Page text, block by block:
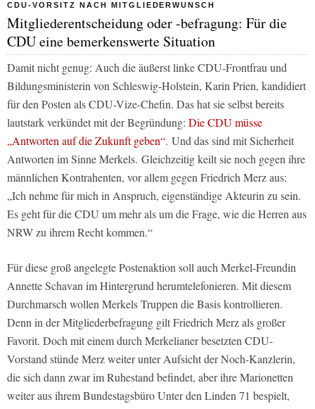
CDU-VORSITZ NACH MITGLIEDERWUNSCH
Mitgliederentscheidung oder -befragung: Für die
CDU eine bemerkenswerte Situation
Damit nicht genug: Auch die äußerst linke CDU-Frontfrau und
Bildungsministerin von Schleswig-Holstein, Karin Prien, kandidiert
für den Posten als CDU-Vize-Chefin. Das hat sie selbst bereits
lautstark verkündet mit der Begründung: Die CDU müsse
„Antworten auf die Zukunft geben“. Und das sind mit Sicherheit
Antworten im Sinne Merkels. Gleichzeitig keilt sie noch gegen ihre
männlichen Kontrahenten, vor allem gegen Friedrich Merz aus:
„Ich nehme für mich in Anspruch, eigenständige Akteurin zu sein.
Es geht für die CDU um mehr als um die Frage, wie die Herren aus
NRW zu ihrem Recht kommen.“
Für diese groß angelegte Postenaktion soll auch Merkel-Freundin
Annette Schavan im Hintergrund herumtelefonieren. Mit diesem
Durchmarsch wollen Merkels Truppen die Basis kontrollieren.
Denn in der Mitgliederbefragung gilt Friedrich Merz als großer
Favorit. Doch mit einem durch Merkelianer besetzten CDU-
Vorstand stünde Merz weiter unter Aufsicht der Noch-Kanzlerin,
die sich dann zwar im Ruhestand befindet, aber ihre Marionetten
weiter aus ihrem Bundestagsbüro Unter den Linden 71 bespielt,